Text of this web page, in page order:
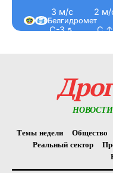
3 м/с
С-З ↖
2 м/
С ↑
Белгидромет
Темы недели Общество
Реальный сектор